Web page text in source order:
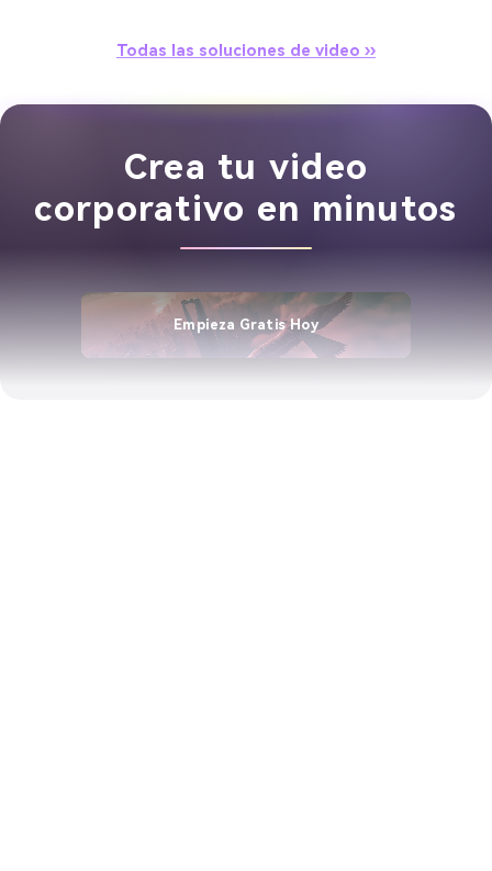
Todas las soluciones de video ››
Crea tu video
corporativo en minutos
Empieza Gratis Hoy